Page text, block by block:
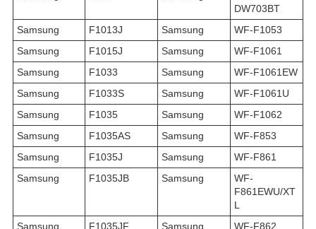
DW703BT
Samsung
F1013J Samsung
WF-F1053
Samsung
F1015J Samsung
WF-F1061
Samsung
F1033 Samsung
WF-F1061EW
Samsung
F1033S Samsung
WF-F1061U
Samsung
F1035 Samsung
WF-F1062
Samsung
F1035AS Samsung
WF-F853
Samsung
F1035J Samsung
WF-F861
Samsung
F1035JB Samsung
WF-
F861EWU/XT
L
Samsung
F1035JF Samsung WF-F862